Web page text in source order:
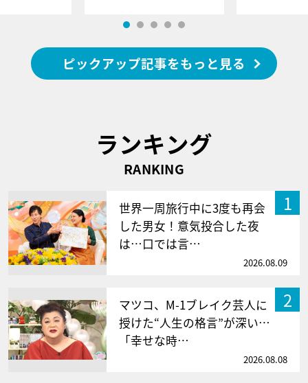
ピックアップ記事をもっと見る
ランキング
RANKING
1
世界一周旅行中に3度も再会
した男女！意気投合した夜
は…口では言…
2026.08.09
2
マツコ、M-1ブレイク芸人に
授けた“人生の格言”が深い…
「幸せな時…
2026.08.08